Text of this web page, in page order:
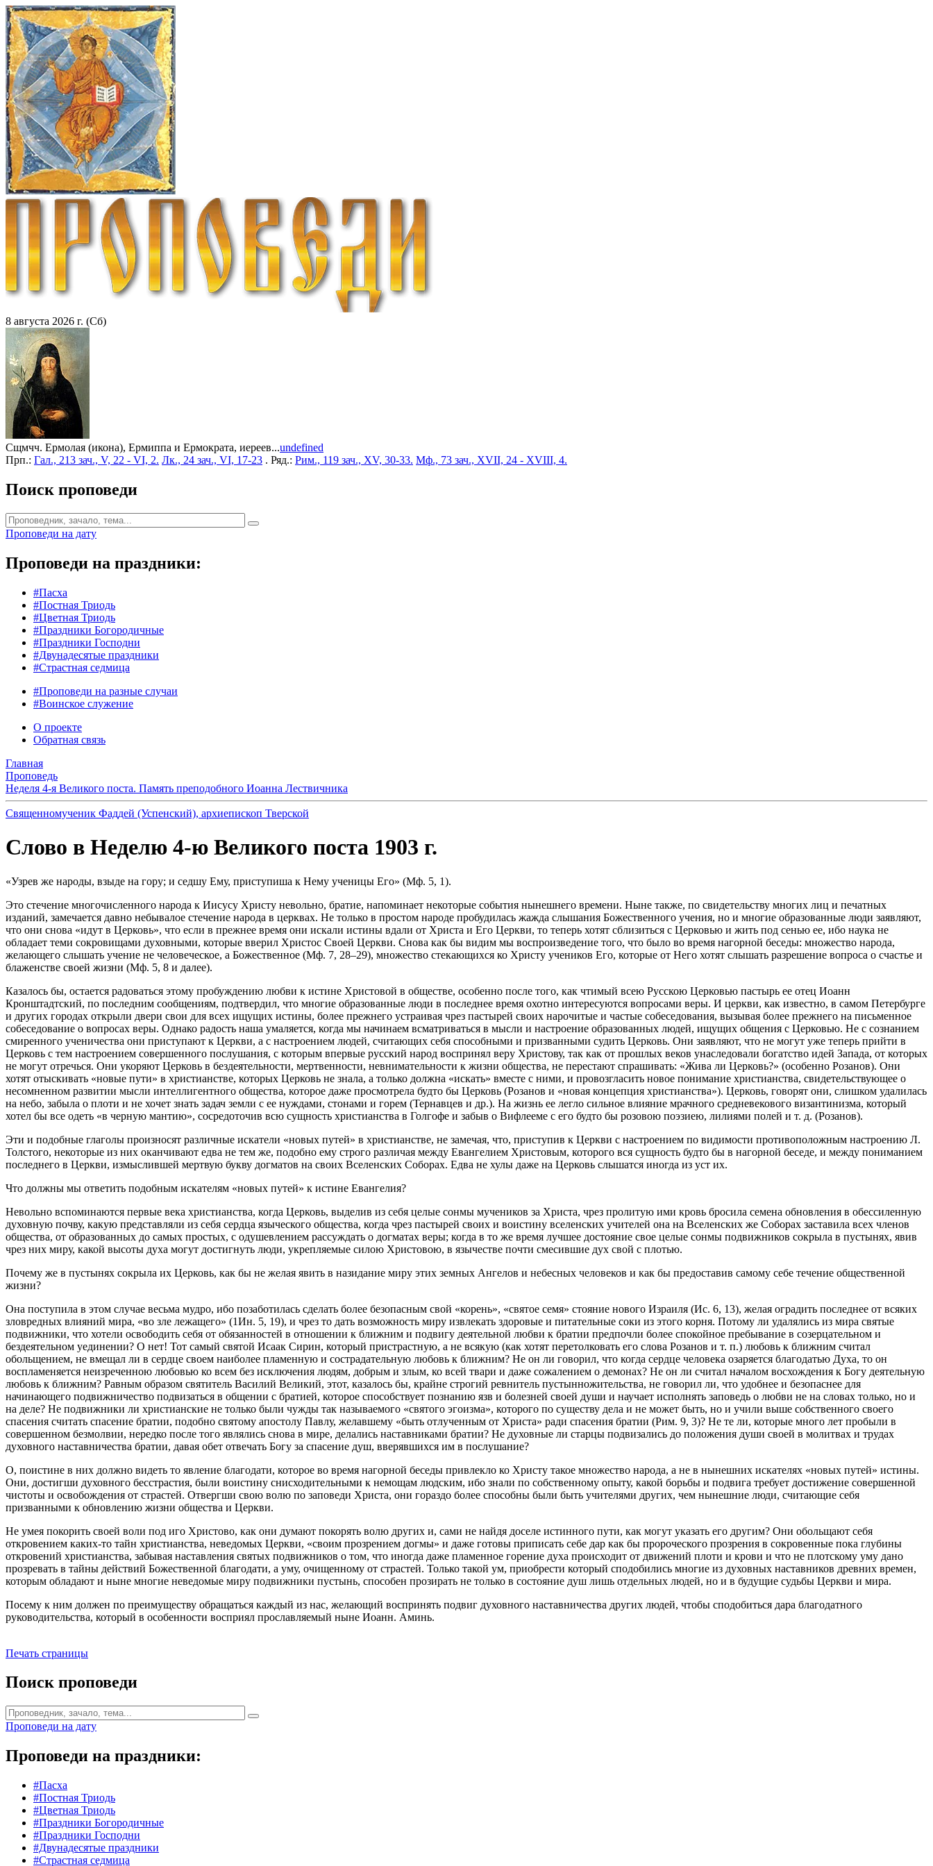
8 августа 2026 г. (Сб)
Сщмчч. Ермолая (икона), Ермиппа и Ермократа, иереев...undefined
Прп.: Гал., 213 зач., V, 22 - VI, 2. Лк., 24 зач., VI, 17-23 . Ряд.: Рим., 119 зач., XV, 30-33. Мф., 73 зач., XVII, 24 - XVIII, 4.
Поиск проповеди
Проповеди на дату
Проповеди на праздники:
#Пасха
#Постная Триодь
#Цветная Триодь
#Праздники Богородичные
#Праздники Господни
#Двунадесятые праздники
#Страстная седмица
#Проповеди на разные случаи
#Воинское служение
О проекте
Обратная связь
Главная
Проповедь
Неделя 4-я Великого поста. Память преподобного Иоанна Лествичника
Священномученик Фаддей (Успенский), архиепископ Тверской
Слово в Неделю 4-ю Великого поста 1903 г.
«Узрев же народы, взыде на гору; и седшу Ему, приступиша к Нему ученицы Его» (Мф. 5, 1).
Это стечение многочисленного народа к Иисусу Христу невольно, братие, напоминает некоторые события нынешнего времени. Ныне также, по свидетельству многих лиц и печатных
изданий, замечается давно небывалое стечение народа в церквах. Не только в простом народе пробудилась жажда слышания Божественного учения, но и многие образованные люди заявляют,
что они снова «идут в Церковь», что если в прежнее время они искали истины вдали от Христа и Его Церкви, то теперь хотят сблизиться с Церковью и жить под сенью ее, ибо наука не
обладает теми сокровищами духовными, которые вверил Христос Своей Церкви. Снова как бы видим мы воспроизведение того, что было во время нагорной беседы: множество народа,
желающего слышать учение не человеческое, а Божественное (Мф. 7, 28–29), множество стекающихся ко Христу учеников Его, которые от Него хотят слышать разрешение вопроса о счастье и
блаженстве своей жизни (Мф. 5, 8 и далее).
Казалось бы, остается радоваться этому пробуждению любви к истине Христовой в обществе, особенно после того, как чтимый всею Русскою Церковью пастырь ее отец Иоанн
Кронштадтский, по последним сообщениям, подтвердил, что многие образованные люди в последнее время охотно интересуются вопросами веры. И церкви, как известно, в самом Петербурге
и других городах открыли двери свои для всех ищущих истины, более прежнего устраивая чрез пастырей своих нарочитые и частые собеседования, вызывая более прежнего на письменное
собеседование о вопросах веры. Однако радость наша умаляется, когда мы начинаем всматриваться в мысли и настроение образованных людей, ищущих общения с Церковью. Не с сознанием
смиренного ученичества они приступают к Церкви, а с настроением людей, считающих себя способными и призванными судить Церковь. Они заявляют, что не могут уже теперь прийти в
Церковь с тем настроением совершенного послушания, с которым впервые русский народ воспринял веру Христову, так как от прошлых веков унаследовали богатство идей Запада, от которых
не могут отречься. Они укоряют Церковь в бездеятельности, мертвенности, невнимательности к жизни общества, не перестают спрашивать: «Жива ли Церковь?» (особенно Розанов). Они
хотят отыскивать «новые пути» в христианстве, которых Церковь не знала, а только должна «искать» вместе с ними, и провозгласить новое понимание христианства, свидетельствующее о
несомненном развитии мысли интеллигентного общества, которое даже просмотрела будто бы Церковь (Розанов и «новая концепция христианства»). Церковь, говорят они, слишком удалилась
на небо, забыла о плоти и не хочет знать задач земли с ее нуждами, стонами и горем (Тернавцев и др.). На жизнь ее легло сильное влияние мрачного средневекового византинизма, который
хотел бы все одеть «в черную мантию», сосредоточив всю сущность христианства в Голгофе и забыв о Вифлееме с его будто бы розовою поэзиею, лилиями полей и т. д. (Розанов).
Эти и подобные глаголы произносят различные искатели «новых путей» в христианстве, не замечая, что, приступив к Церкви с настроением по видимости противоположным настроению Л.
Толстого, некоторые из них оканчивают едва не тем же, подобно ему строго различая между Евангелием Христовым, которого вся сущность будто бы в нагорной беседе, и между пониманием
последнего в Церкви, измыслившей мертвую букву догматов на своих Вселенских Соборах. Едва не хулы даже на Церковь слышатся иногда из уст их.
Что должны мы ответить подобным искателям «новых путей» к истине Евангелия?
Невольно вспоминаются первые века христианства, когда Церковь, выделив из себя целые сонмы мучеников за Христа, чрез пролитую ими кровь бросила семена обновления в обессиленную
духовную почву, какую представляли из себя сердца языческого общества, когда чрез пастырей своих и воистину вселенских учителей она на Вселенских же Соборах заставила всех членов
общества, от образованных до самых простых, с одушевлением рассуждать о догматах веры; когда в то же время лучшее достояние свое целые сонмы подвижников сокрыла в пустынях, явив
чрез них миру, какой высоты духа могут достигнуть люди, укрепляемые силою Христовою, в язычестве почти смесившие дух свой с плотью.
Почему же в пустынях сокрыла их Церковь, как бы не желая явить в назидание миру этих земных Ангелов и небесных человеков и как бы предоставив самому себе течение общественной
жизни?
Она поступила в этом случае весьма мудро, ибо позаботилась сделать более безопасным свой «корень», «святое семя» стояние нового Израиля (Ис. 6, 13), желая оградить последнее от всяких
зловредных влияний мира, «во зле лежащего» (1Ин. 5, 19), и чрез то дать возможность миру извлекать здоровые и питательные соки из этого корня. Потому ли удалялись из мира святые
подвижники, что хотели освободить себя от обязанностей в отношении к ближним и подвигу деятельной любви к братии предпочли более спокойное пребывание в созерцательном и
бездеятельном уединении? О нет! Тот самый святой Исаак Сирин, который пристрастную, а не всякую (как хотят перетолковать его слова Розанов и т. п.) любовь к ближним считал
обольщением, не вмещал ли в сердце своем наиболее пламенную и сострадательную любовь к ближним? Не он ли говорил, что когда сердце человека озаряется благодатью Духа, то он
воспламеняется неизреченною любовью ко всем без исключения людям, добрым и злым, ко всей твари и даже сожалением о демонах? Не он ли считал началом восхождения к Богу деятельную
любовь к ближним? Равным образом святитель Василий Великий, этот, казалось бы, крайне строгий ревнитель пустынножительства, не говорил ли, что удобнее и безопаснее для
начинающего подвижничество подвизаться в общении с братией, которое способствует познанию язв и болезней своей души и научает исполнять заповедь о любви не на словах только, но и
на деле? Не подвижники ли христианские не только были чужды так называемого «святого эгоизма», которого по существу дела и не может быть, но и учили выше собственного своего
спасения считать спасение братии, подобно святому апостолу Павлу, желавшему «быть отлученным от Христа» ради спасения братии (Рим. 9, 3)? Не те ли, которые много лет пробыли в
совершенном безмолвии, нередко после того являлись снова в мире, делались наставниками братии? Не духовные ли старцы подвизались до положения души своей в молитвах и трудах
духовного наставничества братии, давая обет отвечать Богу за спасение душ, вверявшихся им в послушание?
О, поистине в них должно видеть то явление благодати, которое во время нагорной беседы привлекло ко Христу такое множество народа, а не в нынешних искателях «новых путей» истины.
Они, достигши духовного бесстрастия, были воистину снисходительными к немощам людским, ибо знали по собственному опыту, какой борьбы и подвига требует достижение совершенной
чистоты и освобождения от страстей. Отвергши свою волю по заповеди Христа, они гораздо более способны были быть учителями других, чем нынешние люди, считающие себя
призванными к обновлению жизни общества и Церкви.
Не умея покорить своей воли под иго Христово, как они думают покорять волю других и, сами не найдя доселе истинного пути, как могут указать его другим? Они обольщают себя
откровением каких-то тайн христианства, неведомых Церкви, «своим прозрением догмы» и даже готовы приписать себе дар как бы пророческого прозрения в сокровенные пока глубины
откровений христианства, забывая наставления святых подвижников о том, что иногда даже пламенное горение духа происходит от движений плоти и крови и что не плотскому уму дано
прозревать в тайны действий Божественной благодати, а уму, очищенному от страстей. Только такой ум, приобрести который сподобились многие из духовных наставников древних времен,
которым обладают и ныне многие неведомые миру подвижники пустынь, способен прозирать не только в состояние душ лишь отдельных людей, но и в будущие судьбы Церкви и мира.
Посему к ним должен по преимуществу обращаться каждый из нас, желающий воспринять подвиг духовного наставничества других людей, чтобы сподобиться дара благодатного
руководительства, который в особенности восприял прославляемый ныне Иоанн. Аминь.
Печать страницы
Поиск проповеди
Проповеди на дату
Проповеди на праздники:
#Пасха
#Постная Триодь
#Цветная Триодь
#Праздники Богородичные
#Праздники Господни
#Двунадесятые праздники
#Страстная седмица